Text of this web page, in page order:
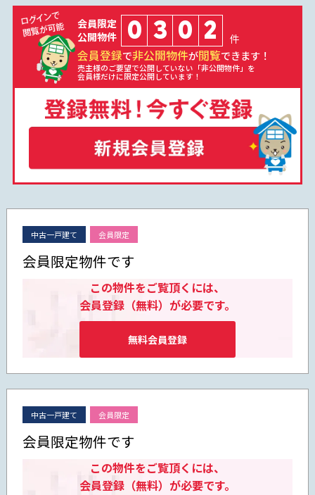
会員限定
公開物件
0 3 0 2 件
会員登録で非公開物件が閲覧できます！
売主様のご要望で公開していない「非公開物件」を
会員様だけに限定公開しています！
中古一戸建て 会員限定
会員限定物件です
この物件をご覧頂くには、
会員登録（無料）が必要です。
無料会員登録
中古一戸建て 会員限定
会員限定物件です
この物件をご覧頂くには、
会員登録（無料）が必要です。